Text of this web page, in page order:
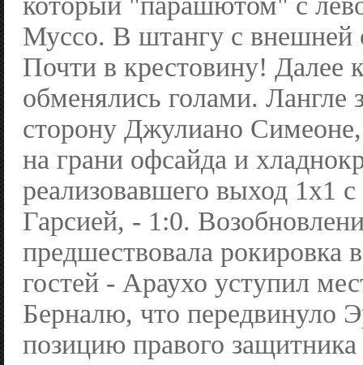
Муссо. В штангу с внешней
Почти в крестовину! Далее
обменялись голами. Лангле
сторону Джулиано
на грани офсайда и
реализовавшего выход 1x1
Гарсией, - 1:0.
предшествовала рокировка
гостей - Араухо уступил
Берналю, что передвинуло
позицию правого